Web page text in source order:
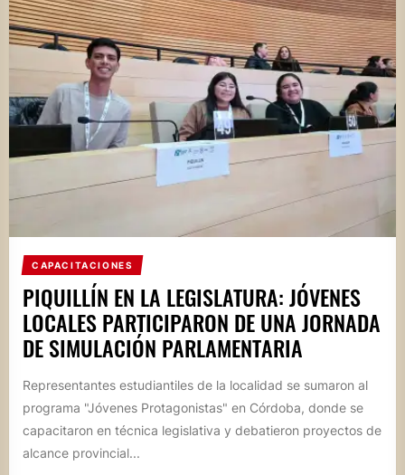
CAPACITACIONES
PIQUILLÍN EN LA LEGISLATURA: JÓVENES
LOCALES PARTICIPARON DE UNA JORNADA
DE SIMULACIÓN PARLAMENTARIA
Representantes estudiantiles de la localidad se sumaron al
programa "Jóvenes Protagonistas" en Córdoba, donde se
capacitaron en técnica legislativa y debatieron proyectos de
alcance provincial...